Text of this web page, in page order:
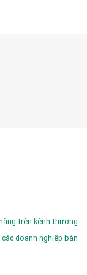
trên kênh thương
doanh nghiệp bán